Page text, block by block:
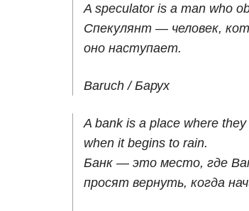
A speculator is a man who
Спекулянт — человек,
оно наступает.
Baruch / Барух
A bank is a place where
when it begins to rain.
Банк — это место, где
просят вернуть, когда